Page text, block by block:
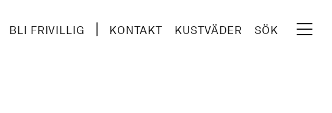
BLI FRIVILLIG KONTAKT KUSTVÄDER SÖK